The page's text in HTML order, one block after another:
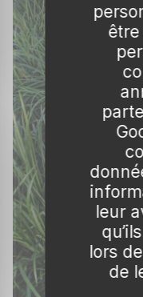
Culture de
L'Ophiopogon
facile à cultiver,
choix pour les
quelques
Exposition
L’Ophiopogon
ombragés ou
tolérer une
surtout si le sol
les
pourraient brûler
leur
lors
de